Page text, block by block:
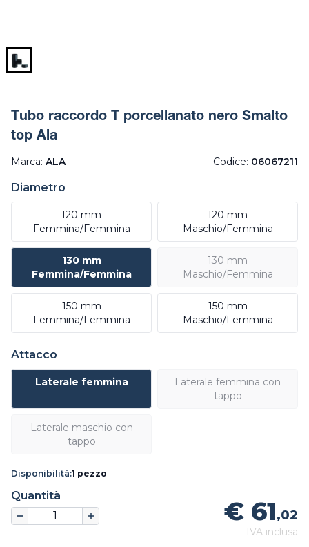
Tubo raccordo T porcellanato nero Smalto
top Ala
Marca: ALA Codice: 06067211
Diametro
120 mm
Femmina/Femmina
120 mm
Maschio/Femmina
130 mm
Femmina/Femmina
130 mm
Maschio/Femmina
150 mm
Femmina/Femmina
150 mm
Maschio/Femmina
Attacco
Laterale femmina
Laterale femmina con
tappo
Laterale maschio con
tappo
Disponibilità:1 pezzo
Quantità
€ 61,02
IVA inclusa